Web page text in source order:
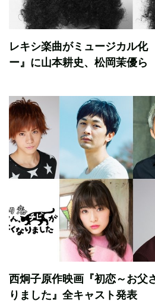
レキシ楽曲がミュージカル
ー』に山本耕史、松岡茉優ら
西炯子原作映画『初恋～お父
りました』全キャスト発表